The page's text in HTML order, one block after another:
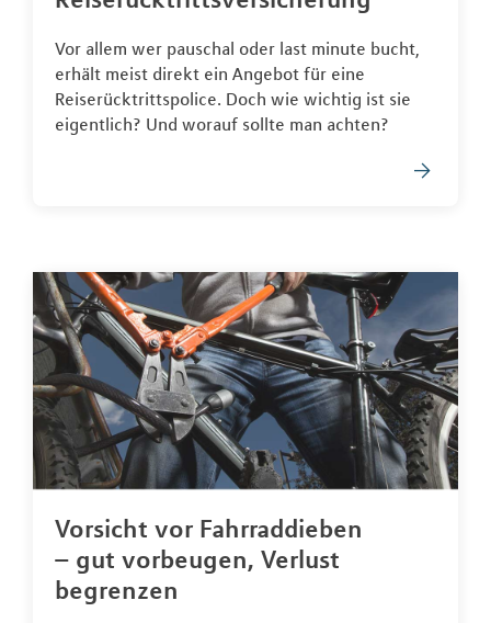
Vor allem wer pauschal oder last minute bucht,
erhält meist direkt ein Angebot für eine
Reiserücktrittspolice. Doch wie wichtig ist sie
eigentlich? Und worauf sollte man achten?
Vorsicht vor Fahrraddieben
– gut vorbeugen, Verlust
begrenzen